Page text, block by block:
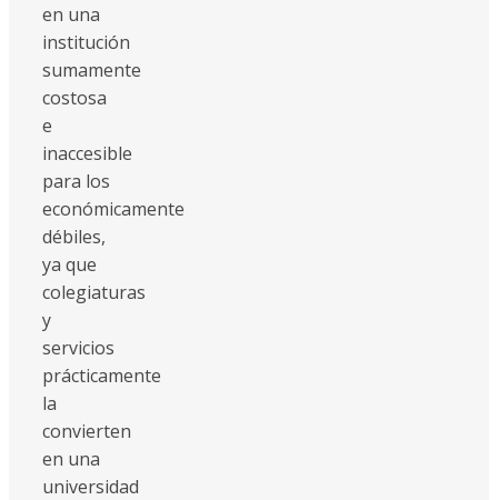
en una
institución
sumamente
costosa
e
inaccesible
para los
económicamente
débiles,
ya que
colegiaturas
y
servicios
prácticamente
la
convierten
en una
universidad